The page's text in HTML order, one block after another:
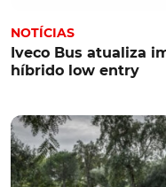
NOTÍCIAS
Iveco Bus atualiza
híbrido low entry